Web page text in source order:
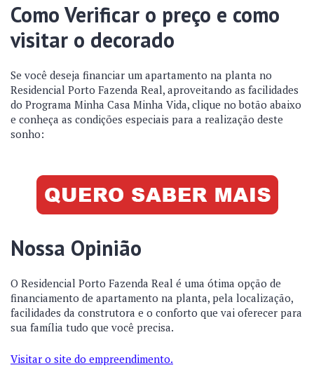
Como Verificar o preço e como
visitar o decorado
Se você deseja financiar um apartamento na planta no
Residencial Porto Fazenda Real, aproveitando as facilidades
do Programa Minha Casa Minha Vida, clique no botão abaixo
e conheça as condições especiais para a realização deste
sonho:
Nossa Opinião
O Residencial Porto Fazenda Real é uma ótima opção de
financiamento de apartamento na planta, pela localização,
facilidades da construtora e o conforto que vai oferecer para
sua família tudo que você precisa.
Visitar o site do empreendimento.